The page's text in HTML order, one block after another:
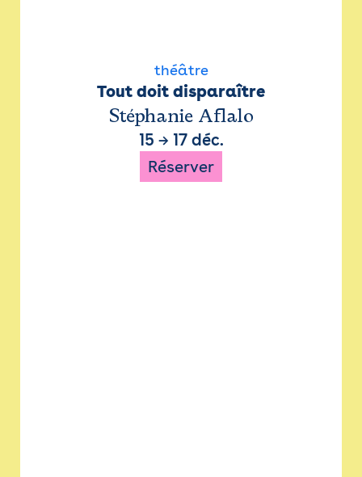
théâtre
Tout doit disparaître
Stéphanie Aflalo
15 → 17 déc.
Réserver